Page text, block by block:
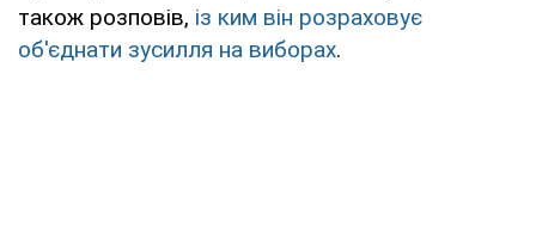
також розповів, із ким він розраховує
об'єднати зусилля на виборах.